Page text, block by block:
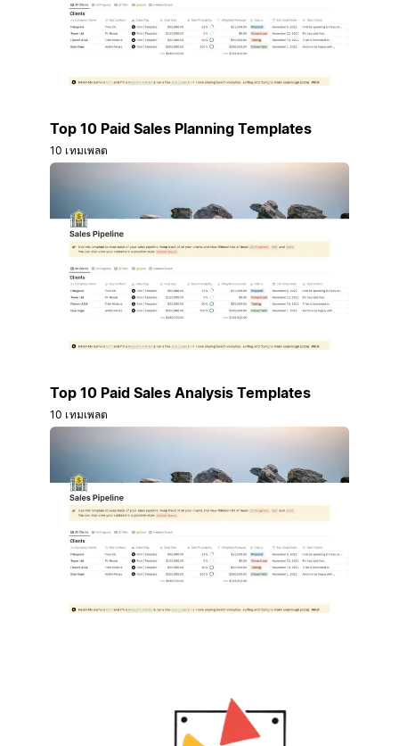
Top 10 Paid Sales Planning Templates
10 เทมเพลต
Top 10 Paid Sales Analysis Templates
10 เทมเพลต